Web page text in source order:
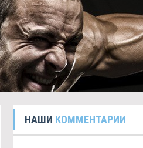
НАШИ КОММЕНТАРИИ